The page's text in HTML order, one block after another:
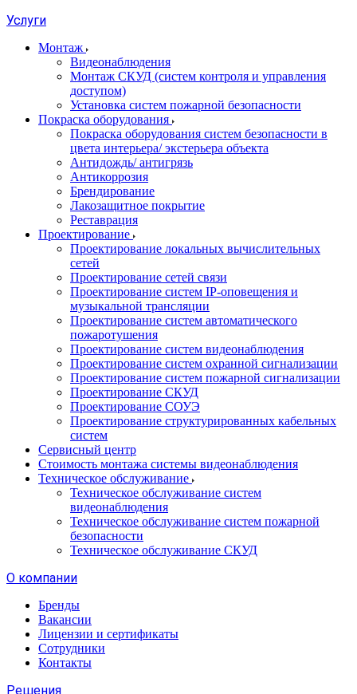
Услуги
Монтаж
Видеонаблюдения
Монтаж СКУД (систем контроля и управления
доступом)
Установка систем пожарной безопасности
Покраска оборудования
Покраска оборудования систем безопасности в
цвета интерьера/ экстерьера объекта
Антидождь/ антигрязь
Антикоррозия
Брендирование
Лакозащитное покрытие
Реставрация
Проектирование
Проектирование локальных вычислительных
сетей
Проектирование сетей связи
Проектирование систем IP-оповещения и
музыкальной трансляции
Проектирование систем автоматического
пожаротушения
Проектирование систем видеонаблюдения
Проектирование систем охранной сигнализации
Проектирование систем пожарной сигнализации
Проектирование СКУД
Проектирование СОУЭ
Проектирование структурированных кабельных
систем
Сервисный центр
Стоимость монтажа системы видеонаблюдения
Техническое обслуживание
Техническое обслуживание систем
видеонаблюдения
Техническое обслуживание систем пожарной
безопасности
Техническое обслуживание СКУД
О компании
Бренды
Вакансии
Лицензии и сертификаты
Сотрудники
Контакты
Решения